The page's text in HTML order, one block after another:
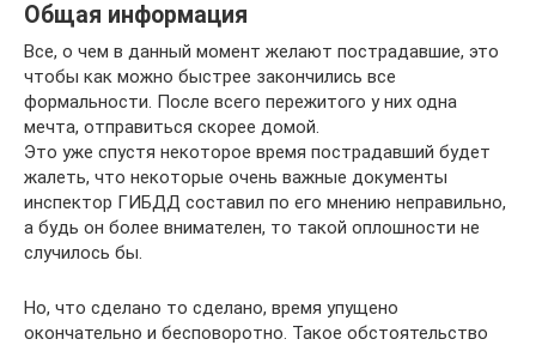
Общая информация
Все, о чем в данный момент желают пострадавшие, это
чтобы как можно быстрее закончились все
формальности. После всего пережитого у них одна
мечта, отправиться скорее домой.
Это уже спустя некоторое время пострадавший будет
жалеть, что некоторые очень важные документы
инспектор ГИБДД составил по его мнению неправильно,
а будь он более внимателен, то такой оплошности не
случилось бы.
Но, что сделано то сделано, время упущено
окончательно и бесповоротно. Такое обстоятельство